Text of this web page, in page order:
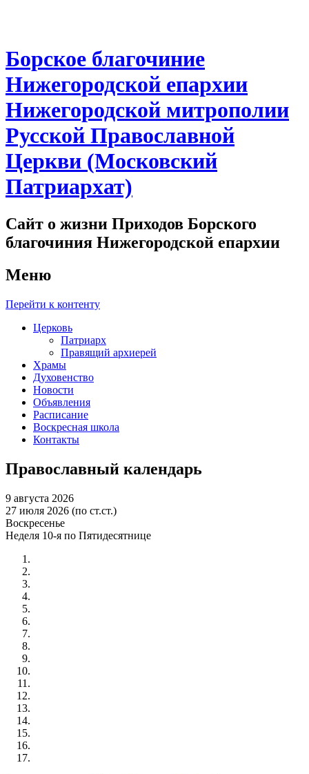
Борское благочиние
Нижегородской епархии
Нижегородской митрополии
Русской Православной
Церкви (Московский
Патриархат)
Сайт о жизни Приходов Борского
благочиния Нижегородской епархии
Меню
Перейти к контенту
Церковь
Патриарх
Правящий архиерей
Храмы
Духовенство
Новости
Объявления
Расписание
Воскресная школа
Контакты
Православный календарь
9 августа 2026
27 июля 2026 (по ст.ст.)
Воскресенье
Неделя 10-я по Пятидесятнице